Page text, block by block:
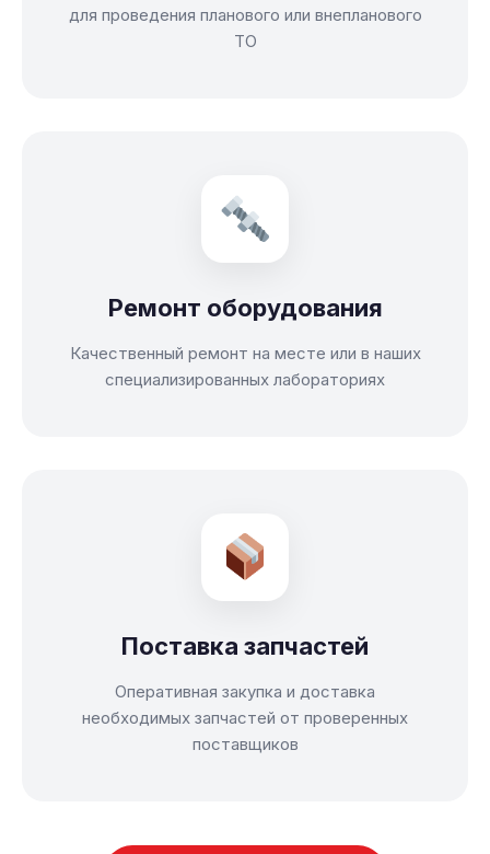
для проведения планового или внепланового
ТО
Ремонт оборудования
Качественный ремонт на месте или в наших
специализированных лабораториях
Поставка запчастей
Оперативная закупка и доставка
необходимых запчастей от проверенных
поставщиков